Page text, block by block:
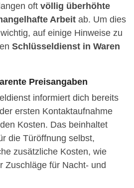
oft völlig überhöhte
Arbeit ab. Um dies
auf einige Hinweise zu
Schlüsseldienst in Waren
Preisangaben
informiert dich bereits
ersten Kontaktaufnahme
Kosten. Das beinhaltet
die Türöffnung selbst,
zusätzliche Kosten, wie
Zuschläge für Nacht- und